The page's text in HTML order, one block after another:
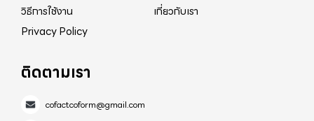
วิธีการใช้งาน
เกี่ยวกับเรา
Privacy Policy
ติดตามเรา
cofactcoform@gmail.com